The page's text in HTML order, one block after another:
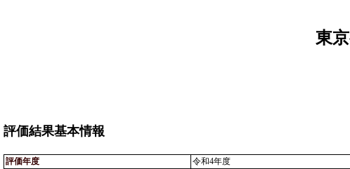
東
評価結果基本情報
評価年度
令和4年度